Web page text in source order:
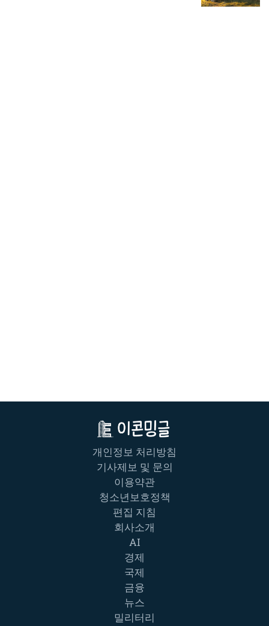
개인정보 처리방침
기사제보 및 문의
이용약관
청소년보호정책
편집 지침
회사소개
AI
경제
국제
금융
뉴스
밀리터리